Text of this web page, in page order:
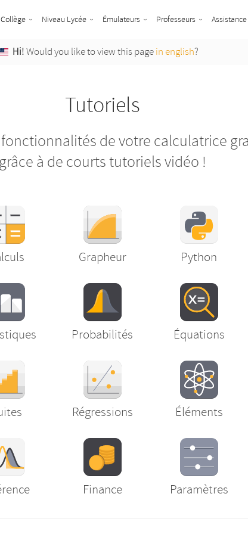
Niveau Lycée Émulateurs Professeurs Assistance
Hi!Would you like to view this pagein english?
Tutoriels
de votre calculatrice
grâce à de courts tutoriels vidéo !
Grapheur Python
Probabilités Équations
Régressions Éléments
Finance Paramètres